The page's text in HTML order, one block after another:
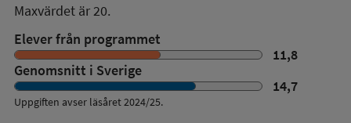
Maxvärdet är 20.
Elever från programmet
11,8
Genomsnitt i Sverige
14,7
Uppgiften avser läsåret2024/25.